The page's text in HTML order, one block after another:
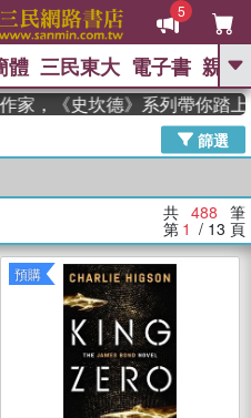
5
GO
高希均教授回憶錄
Odyssey 、 父親節 、 如果歷
灣漫遊錄、 方念華 、 台灣的李
代
數學女孩：黎曼猜想 、
迷走神經
體 三民東大 電子書 親子
史坎德》系列帶你踏上熱血
篩選
共 488 筆
第 1 / 13 頁
預購